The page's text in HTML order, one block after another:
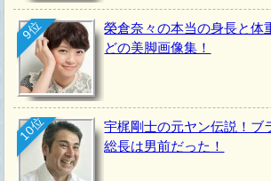
9位
榮倉奈々の本当の身長と体
どの美脚画像集！
10位
宇梶剛士の元ヤン伝説！ブ
総長は男前だった！